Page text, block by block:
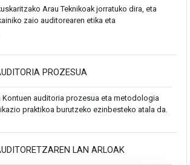
Arau Teknikoak jorratuko dira, eta
zaio auditorearen etika eta
PROZESUA
Kontuen auditoria prozesua eta metodologia
praktikoa burutzeko ezinbesteko atala da.
LAN ARLOAK